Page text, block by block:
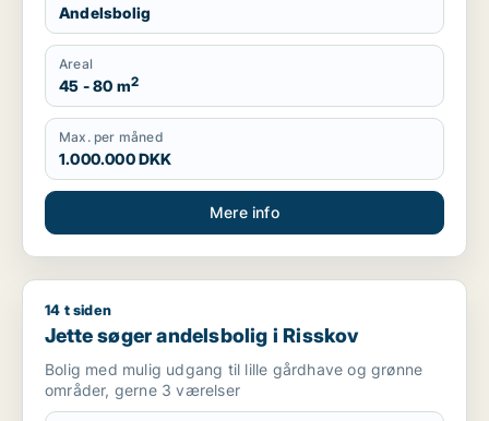
Andelsbolig
Areal
45 - 80 m2
Max. per måned
1.000.000 DKK
Mere info
Jette søger andelsbolig i Risskov
14 t siden
Jette søger andelsbolig i Risskov
Bolig med mulig udgang til lille gårdhave og grønne
områder, gerne 3 værelser